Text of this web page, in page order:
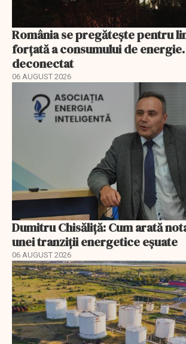
România se pregătește pentru
forțată a consumului de
deconectat
06 AUGUST 2026
Dumitru Chisăliță: Cum arată
unei tranziții energetice eșuate
06 AUGUST 2026